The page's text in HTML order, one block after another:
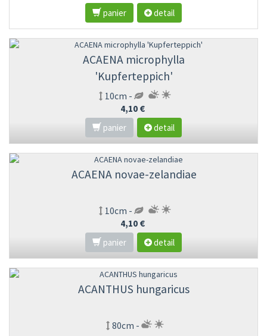
panier
detail
ACAENA microphylla
'Kupferteppich'
10cm -
4,10 €
panier
detail
ACAENA novae-zelandiae
10cm -
4,10 €
panier
detail
ACANTHUS hungaricus
80cm -